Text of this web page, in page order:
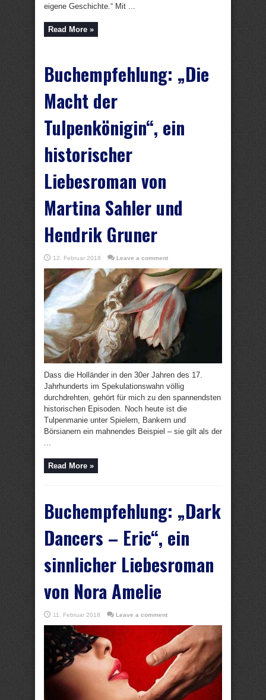
eigene Geschichte.“ Mit ...
Read More »
Buchempfehlung: „Die
Macht der
Tulpenkönigin“, ein
historischer
Liebesroman von
Martina Sahler und
Hendrik Gruner
12. Februar 2018 Leave a comment
Dass die Holländer in den 30er Jahren des 17.
Jahrhunderts im Spekulationswahn völlig
durchdrehten, gehört für mich zu den spannendsten
historischen Episoden. Noch heute ist die
Tulpenmanie unter Spielern, Bankern und
Börsianern ein mahnendes Beispiel – sie gilt als der
...
Read More »
Buchempfehlung: „Dark
Dancers – Eric“, ein
sinnlicher Liebesroman
von Nora Amelie
11. Februar 2018 Leave a comment